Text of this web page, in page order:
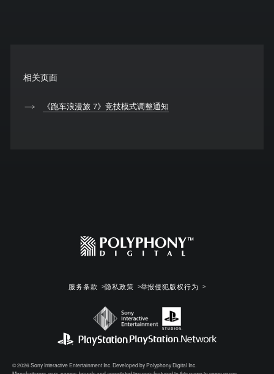
相关页面
《跑车浪漫旅 7》竞技模式调整通知
服务条款 隐私政策 举报侵犯版权行为
© 2026 Sony Interactive Entertainment Inc. Developed by Polyphony Digital Inc.